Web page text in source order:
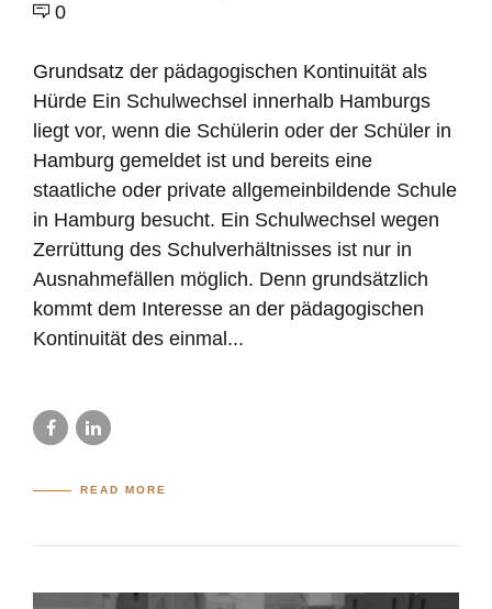
0
Grundsatz der pädagogischen Kontinuität als
Hürde Ein Schulwechsel innerhalb Hamburgs
liegt vor, wenn die Schülerin oder der Schüler in
Hamburg gemeldet ist und bereits eine
staatliche oder private allgemeinbildende Schule
in Hamburg besucht. Ein Schulwechsel wegen
Zerrüttung des Schulverhältnisses ist nur in
Ausnahmefällen möglich. Denn grundsätzlich
kommt dem Interesse an der pädagogischen
Kontinuität des einmal...
READ MORE